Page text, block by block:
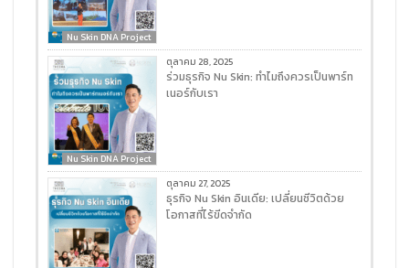
Nu Skin DNA Project
Nu Skin DNA Project
ตุลาคม 28, 2025
ร่วมธุรกิจ Nu Skin: ทำไมถึงควรเป็นพาร์ท
เนอร์กับเรา
ตุลาคม 27, 2025
ธุรกิจ Nu Skin อินเดีย: เปลี่ยนชีวิตด้วย
โอกาสที่ไร้ขีดจำกัด